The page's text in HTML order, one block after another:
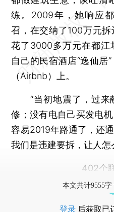
练。2009年，她响应
召，在交纳了100万元拆
花了3000多万元在都江
自己的民宿酒店“逸仙居
（Airbnb）上。
“当初地震了，过来
修；没有电自己买发电
容易2019年路通了，还
我们是违建要拆，让人怎
402个
本文共计9555
登录 后获取已